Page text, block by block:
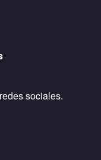
sociales.